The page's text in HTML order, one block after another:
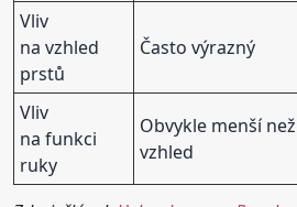
Vliv
na vzhled
prstů
Často výrazný
Vliv
na funkci
ruky
Obvykle menší než
vzhled